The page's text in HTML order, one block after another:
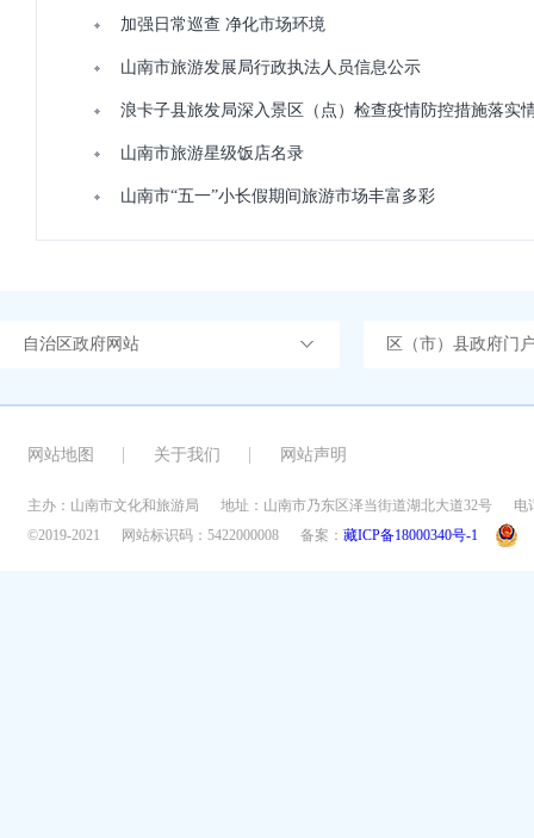
加强日常巡查 净化市场环境
山南市旅游发展局行政执法人员信息公示
浪卡子县旅发局深入景区（点）检查疫情防控措施落实
山南市旅游星级饭店名录
山南市“五一”小长假期间旅游市场丰富多彩
自治区政府网站 区（市）县政府门
网站地图 关于我们 网站声明
主办：山南市文化和旅游局 地址：山南市乃东区泽当街道湖北大道32号
电
©2019-2021
网站标识码：5422000008 备案： 藏ICP备18000340号-1